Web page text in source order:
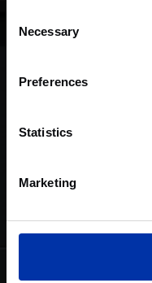
Selection
Necessary
Preferences
Statistics
Marketing